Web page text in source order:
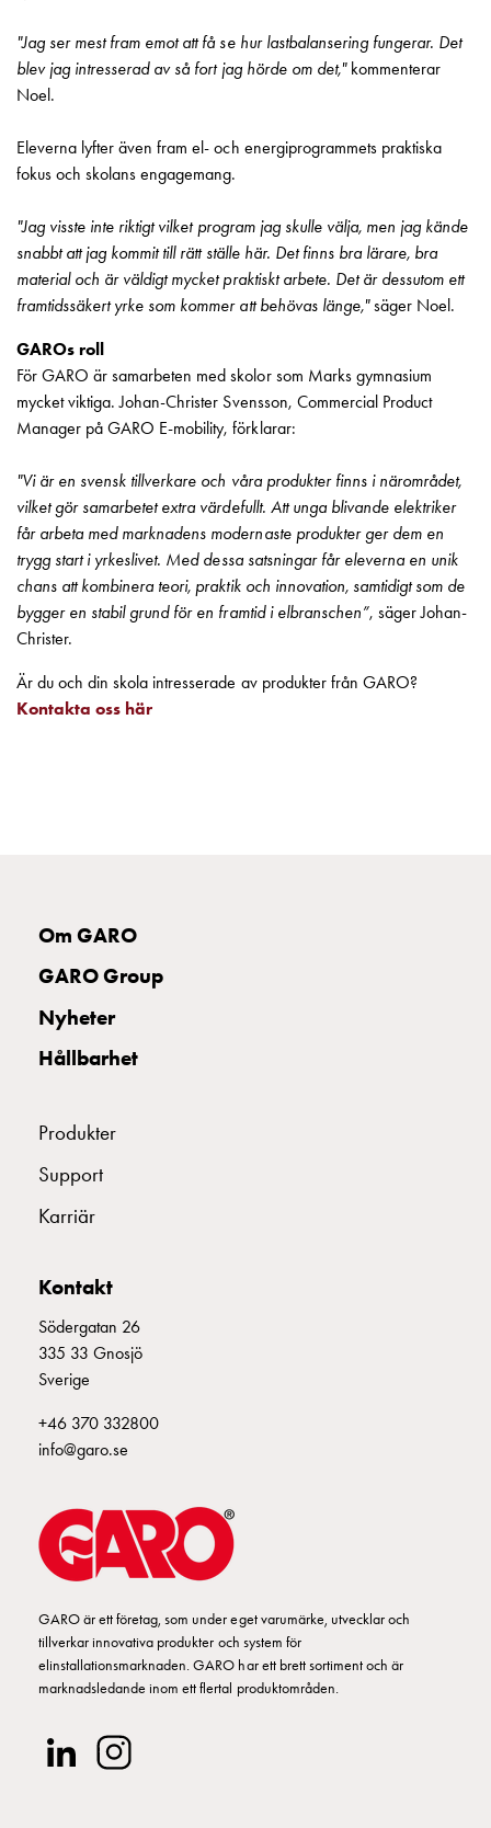
kabelskåp
Kabelskåp
norm
för
mätare
reservkraft
Kabelskåp
för
mätare
Fundament
och
stolpar
Fördelningsskåp
Gatubelysningsskåp
Gatubelysningsskåp
extern
matning
Gatubelysningsskåp
astro
Kabelskåp
mobility
mätning
Central
Bakplåt
Montageplåtar
Dörrar
frontplåtar
Flänsar
Insatser
"Jag ser mest fram emot att få se hur lastbalansering fungerar. Det
blev jag intresserad av så fort jag hörde om det,"kommenterar
Noel.
Eleverna lyfter även fram el- och energiprogrammets praktiska
fokus och skolans engagemang.
"Jag visste inte riktigt vilket program jag skulle välja, men jag kände
snabbt att jag kommit till rätt ställe här. Det finns bra lärare, bra
material och är väldigt mycket praktiskt arbete. Det är dessutom ett
framtidssäkert yrke som kommer att behövas länge,"säger Noel.
GAROs roll
För GARO är samarbeten med skolor som Marks gymnasium
mycket viktiga. Johan-Christer Svensson, Commercial Product
Manager på GARO E-mobility, förklarar:
"Vi är en svensk tillverkare och våra produkter finns i närområdet,
vilket gör samarbetet extra värdefullt. Att unga blivande elektriker
får arbeta med marknadens modernaste produkter ger dem en
trygg start i yrkeslivet. Med dessa satsningar får eleverna en unik
chans att kombinera teori, praktik och innovation, samtidigt som de
bygger en stabil grund för en framtid i elbranschen”, säger Johan-
Christer.
Är du och din skola intresserade av produkter från GARO?
Kontakta oss här
Om GARO
GARO Group
Nyheter
Hållbarhet
Produkter
Support
Karriär
Kontakt
Södergatan 26
335 33 Gnosjö
Sverige
+46 370 332800
info@garo.se
GARO är ett företag, som under eget varumärke, utvecklar och
tillverkar innovativa produkter och system för
elinstallationsmarknaden. GARO har ett brett sortiment och är
marknadsledande inom ett flertal produktområden.